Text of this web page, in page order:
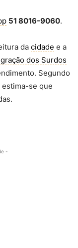
51 8016-9060.
da cidade e a
dos Surdos
Segundo
se que
-